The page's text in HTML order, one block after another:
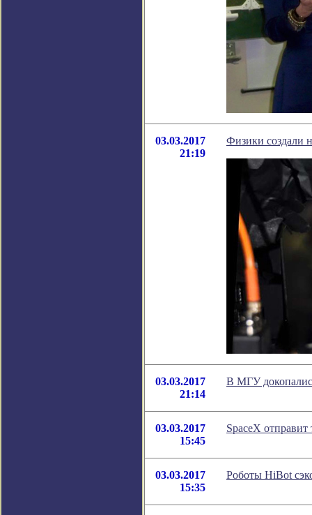
03.03.2017
21:19
Физики создали
03.03.2017
21:14
В МГУ
03.03.2017
15:45
SpaceX
03.03.2017
15:35
Роботы HiBot